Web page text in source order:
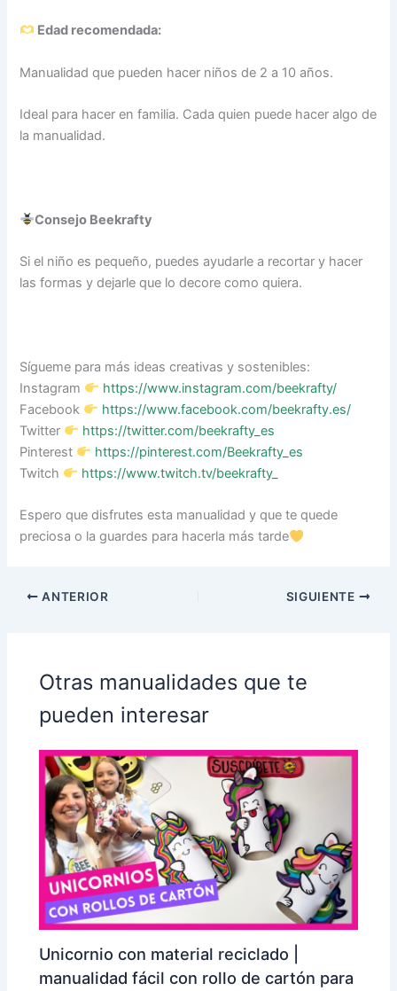
Edad recomendada:
Manualidad que pueden hacer niños de 2 a 10 años.
Ideal para hacer en familia. Cada quien puede hacer algo de
la manualidad.
Consejo Beekrafty
Si el niño es pequeño, puedes ayudarle a recortar y hacer
las formas y dejarle que lo decore como quiera.
Sígueme para más ideas creativas y sostenibles:
Instagram
https://www.instagram.com/beekrafty/
Facebook
https://www.facebook.com/beekrafty.es/
Twitter
https://twitter.com/beekrafty_es
Pinterest
https://pinterest.com/Beekrafty_es
Twitch
https://www.twitch.tv/beekrafty_
Espero que disfrutes esta manualidad y que te quede
preciosa o la guardes para hacerla más tarde
ANTERIOR SIGUIENTE
Otras manualidades que te
pueden interesar
Unicornio con material reciclado |
manualidad fácil con rollo de cartón para